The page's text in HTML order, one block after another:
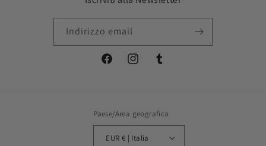
Indirizzo email
FacebookInstagramTumblr
Paese/Area geografica
EUR € | Italia